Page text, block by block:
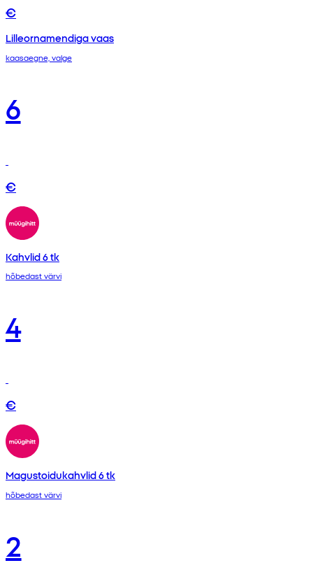
€
Lilleornamendiga vaas
kaasaegne, valge
6
€
Kahvlid 6 tk
hõbedast värvi
4
€
Magustoidukahvlid 6 tk
hõbedast värvi
2